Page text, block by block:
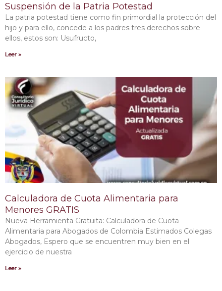
Suspensión de la Patria Potestad
La patria potestad tiene como fin primordial la protección del
hijo y para ello, concede a los padres tres derechos sobre
ellos, estos son: Usufructo,
Leer »
Calculadora de Cuota Alimentaria para
Menores GRATIS
Nueva Herramienta Gratuita: Calculadora de Cuota
Alimentaria para Abogados de Colombia Estimados Colegas
Abogados, Espero que se encuentren muy bien en el
ejercicio de nuestra
Leer »